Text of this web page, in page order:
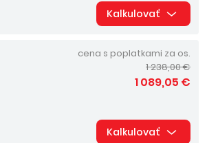
Kalkulovať
cena s poplatkami za os.
1 238,00 €
1 089,05 €
Kalkulovať